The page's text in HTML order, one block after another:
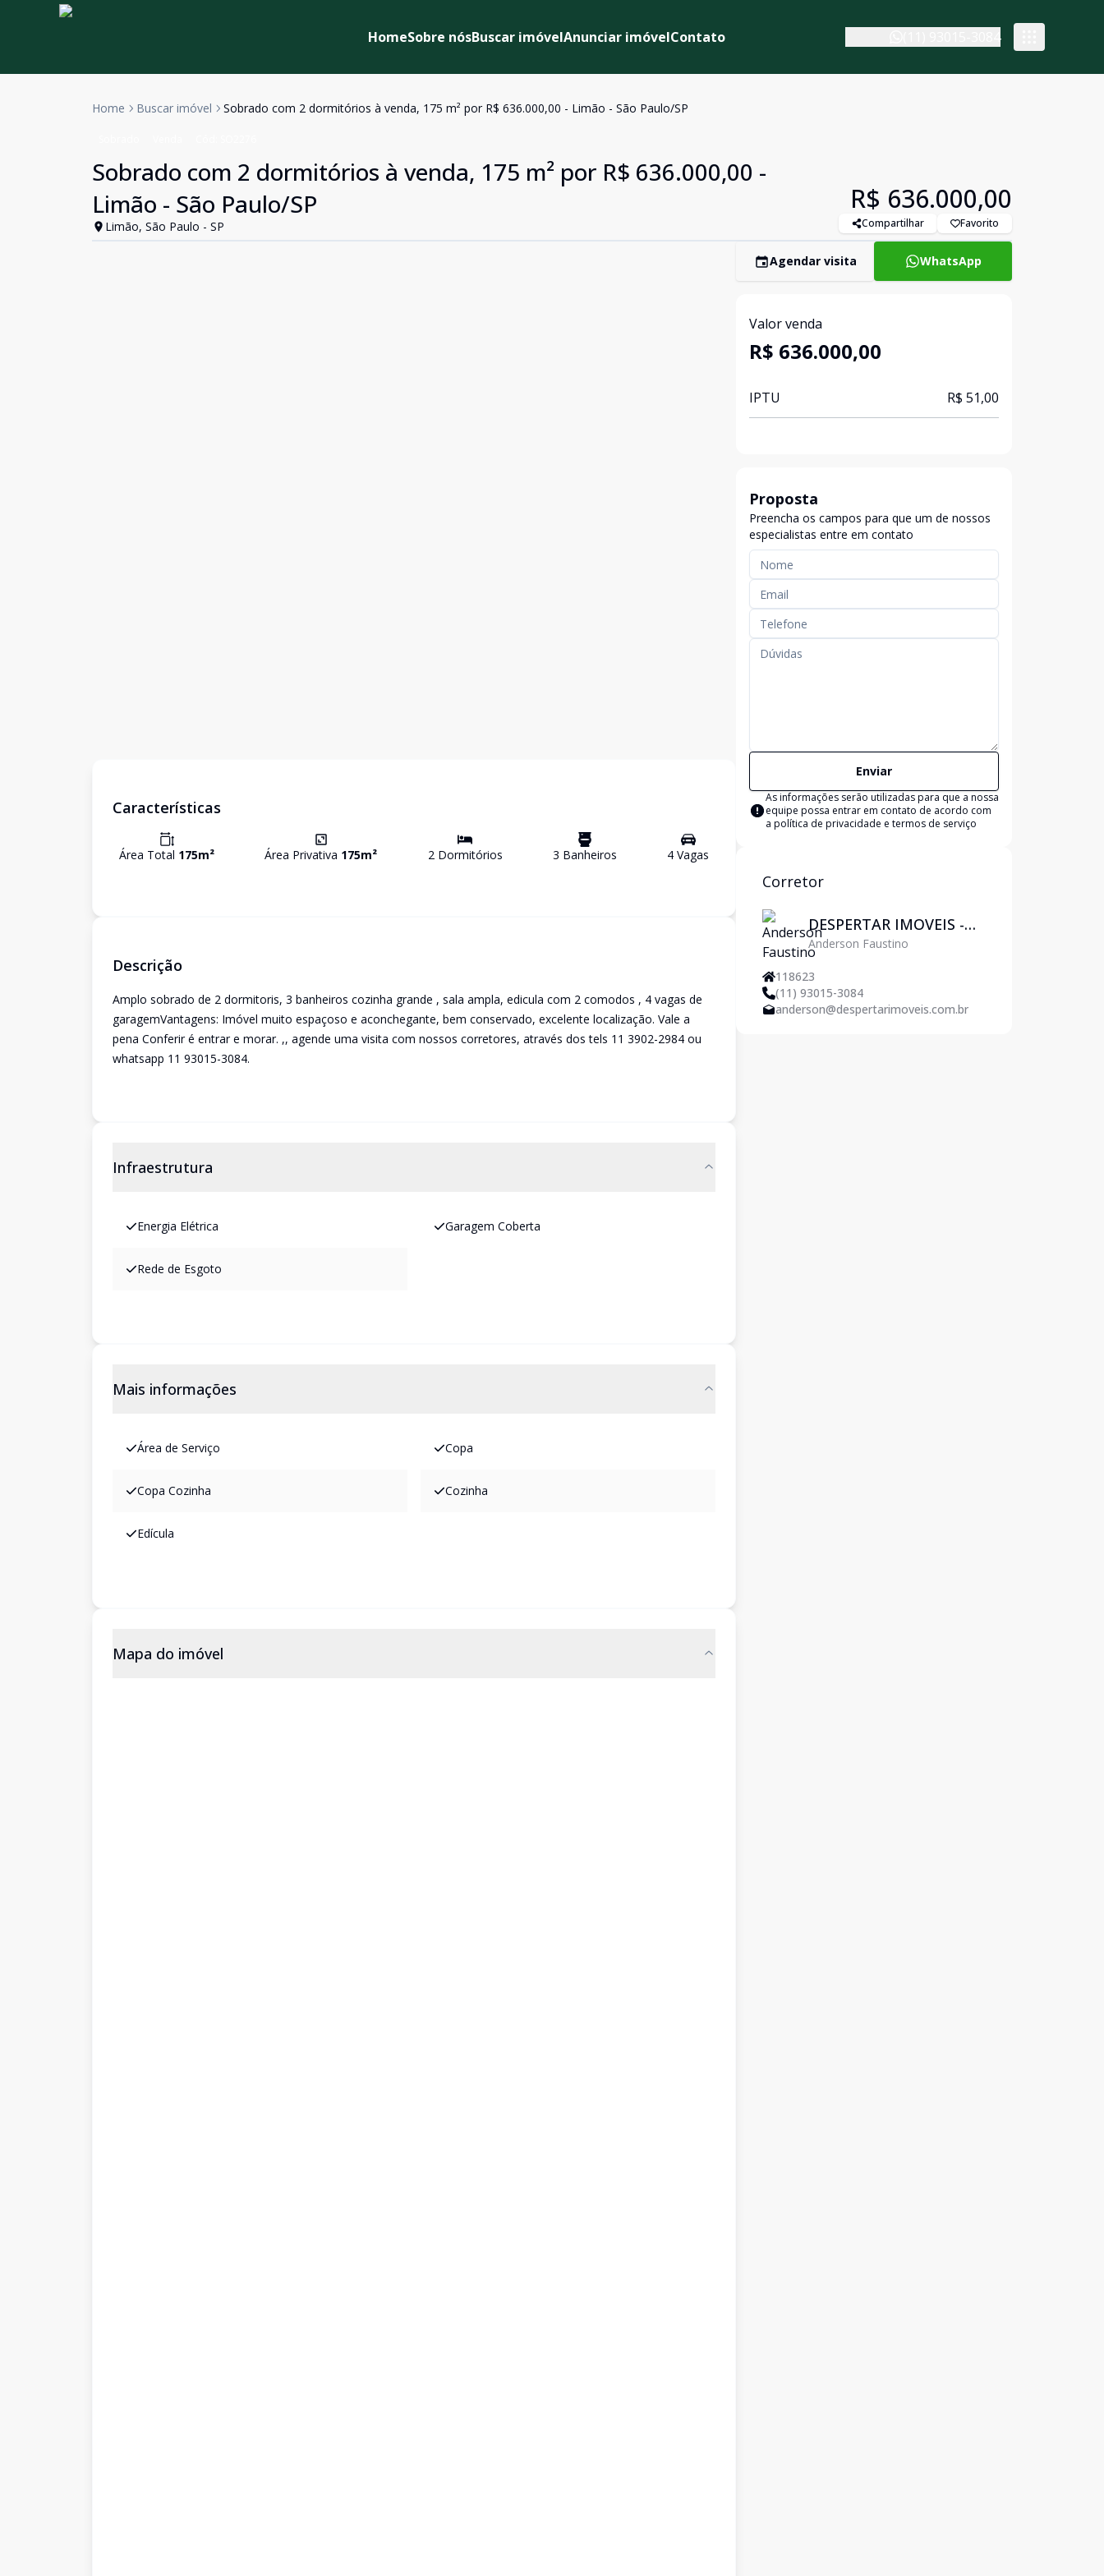
HomeSobre nósBuscar imóvelAnunciar imóvelContato
Home Buscar imóvel Sobrado com 2 dormitórios à venda, 175 m² por R$ 636.000,00 - Limão - São Paulo/SP
Sobrado com 2 dormitórios à venda, 175 m² por R$ 636.000,00 -
Limão - São Paulo/SP
Limão, São Paulo - SP
R$ 636.000,00
Compartilhar Favorito
Características
Área Total 175m² Área Privativa 175m² 2Dormitórios 3 Banheiros 4 Vagas
Descrição
Amplo sobrado de 2 dormitoris, 3 banheiros cozinha grande , sala ampla, edicula com 2 comodos , 4 vagas de
garagemVantagens: Imóvel muito espaçoso e aconchegante, bem conservado, excelente localização. Vale a
pena Conferir é entrar e morar. ,, agende uma visita com nossos corretores, através dos tels 11 3902-2984 ou
whatsapp 11 93015-3084.
Infraestrutura
Energia Elétrica Garagem Coberta
Rede de Esgoto
Mais informações
Área de Serviço Copa
Copa Cozinha Cozinha
Edícula
Mapa do imóvel
Agendar visita WhatsApp
Valor venda
R$ 636.000,00
IPTU R$ 51,00
Proposta
Preencha os campos para que um de nossos
especialistas entre em contato
Enviar
As informações serão utilizadas para que a nossa
equipe possa entrar em contato de acordo com
a política de privacidade e termos de serviço
Corretor
DESPERTAR IMOVEIS -
Pirituba
Anderson Faustino
118623
(11) 93015-3084
anderson@despertarimoveis.com.br